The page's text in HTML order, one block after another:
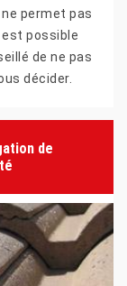
permet pas
possible
de ne pas
décider.
de